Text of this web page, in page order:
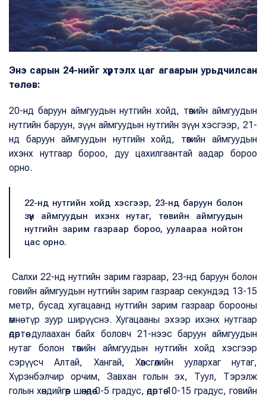
Энэ сарын 24-нийг хүртэлх цаг агаарын урьдчилсан
төлөв:
20-нд баруун аймгуудын нутгийн хойд, төвийн аймгуудын
нутгийн баруун, зүүн аймгуудын нутгийн зүүн хэсгээр, 21-
нд баруун аймгуудын нутгийн хойд, төвийн аймгуудын
ихэнх нутгаар бороо, дуу цахилгаантай аадар бороо
орно.
22-нд нутгийн хойд хэсгээр, 23-нд баруун болон
зүүн аймгуудын ихэнх нутаг, төвийн аймгуудын
нутгийн зарим газраар бороо, уулаараа нойтон
цас орно.
Салхи 22-нд нутгийн зарим газраар, 23-нд баруун болон
говийн аймгуудын нутгийн зарим газраар секундэд 13-15
метр, бусад хугацаанд нутгийн зарим газраар борооны
өмнө түр зуур ширүүснэ. Хугацааны эхээр ихэнх нутгаар
өдөртөө дулаахан байх боловч 21-нээс баруун аймгуудын
нутаг болон төвийн аймгуудын нутгийн хойд хэсгээр
сэрүүсч Алтай, Хангай, Хөвсгөлийн уулархаг нутаг,
Хүрэнбэлчир орчим, Завхан голын эх, Туул, Тэрэлж
голын хөндийгөөр шөнөдөө 0-5 градус, өдөртөө 10-15 градус, говийн